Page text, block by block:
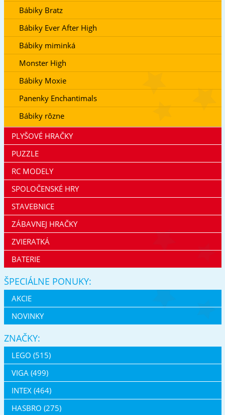
Bábiky Bratz
Bábiky Ever After High
Bábiky miminká
Monster High
Bábiky Moxie
Panenky Enchantimals
Bábiky rôzne
PLYŠOVÉ HRAČKY
PUZZLE
RC MODELY
SPOLOČENSKÉ HRY
STAVEBNICE
ZÁBAVNEJ HRAČKY
ZVIERATKÁ
BATERIE
ŠPECIÁLNE PONUKY:
AKCIE
NOVINKY
ZNAČKY:
LEGO (515)
VIGA (499)
INTEX (464)
HASBRO (275)